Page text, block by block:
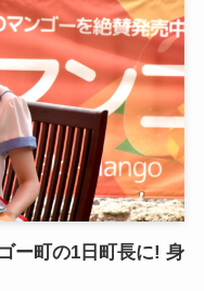
ー町の1日町長に! 身